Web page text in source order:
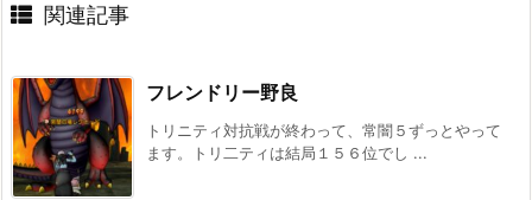
関連記事
フレンドリー野良
トリニティ対抗戦が終わって、常闇５ずっとやって
ます。トリ二ティは結局１５６位でし ...